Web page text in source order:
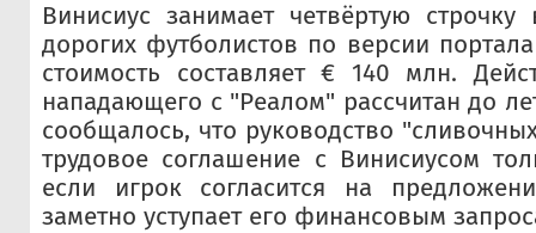
Винисиус занимает четвёртую
дорогих футболистов по версии
стоимость составляет € 140 млн.
нападающего с "Реалом" рассчитан до
сообщалось, что руководство
трудовое соглашение с Винисиусом
если игрок согласится на
заметно уступает его финансовым